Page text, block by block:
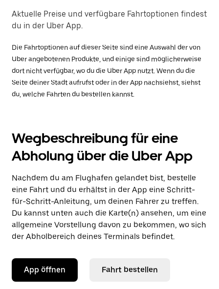
Aktuelle Preise und verfügbare Fahrtoptionen findest
du in der Uber App.
Die Fahrtoptionen auf dieser Seite sind eine Auswahl der von
Uber angebotenen Produkte, und einige sind möglicherweise
dort nicht verfügbar, wo du die Uber App nutzt. Wenn du die
Seite deiner Stadt aufrufst oder in der App nachsiehst, siehst
du, welche Fahrten du bestellen kannst.
Wegbeschreibung für eine
Abholung über die Uber App
Nachdem du am Flughafen gelandet bist, bestelle
eine Fahrt und du erhältst in der App eine Schritt-
für-Schritt-Anleitung, um deinen Fahrer zu treffen.
Du kannst unten auch die Karte(n) ansehen, um eine
allgemeine Vorstellung davon zu bekommen, wo sich
der Abholbereich deines Terminals befindet.
App öffnen Fahrt bestellen